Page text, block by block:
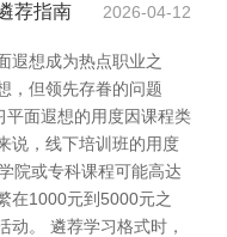
荐指南 2026-04-12
遐想成为热点职业之
，但领先存眷的问题
平面遐想的用度因课程类
说，线下培训班的用度
院或专科课程可能高达
在1000元到5000元之
动。 遴荐学习格式时，